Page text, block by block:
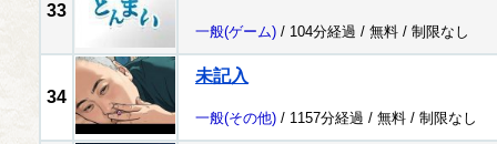
33
一般(ゲーム) / 104分経過 / 無料 / 制限なし
34
未記入
一般(その他) / 1157分経過 / 無料 / 制限なし